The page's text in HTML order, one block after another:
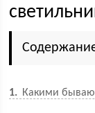
1 Какими